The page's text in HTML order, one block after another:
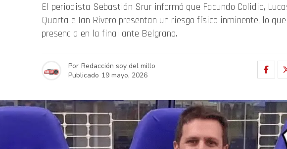
El periodista Sebastián Srur informó que Facundo Colidio,
Quarta e Ian Rivero presentan un riesgo físico inminente, lo
presencia en la final ante Belgrano.
Por Redacción soy del millo
Publicado 19 mayo, 2026